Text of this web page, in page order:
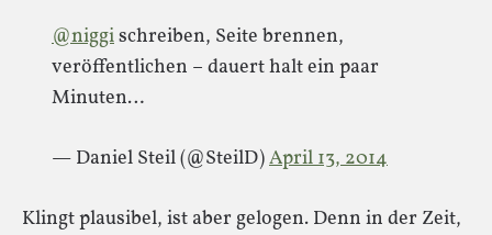
@niggischreiben, Seite brennen,
veröffentlichen – dauert halt ein paar
Minuten…
— Daniel Steil (@SteilD)April 13, 2014
Klingt plausibel, ist aber gelogen. Denn in der Zeit,